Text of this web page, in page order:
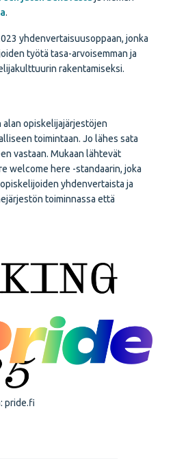
.
yhdenvertaisuusoppaan, jonka
työtä tasa-arvoisemman ja
rakentamiseksi.
alan opiskelijajärjestöjen
toimintaan. Jo lähes sata
vastaan. Mukaan lähtevät
welcome here -standaarin, joka
yhdenvertaista ja
toiminnassa että
pride.fi